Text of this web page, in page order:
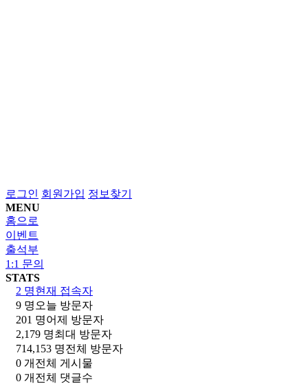
로그인 회원가입 정보찾기
MENU
홈으로
이벤트
출석부
1:1 문의
STATS
2 명현재 접속자
9 명 오늘 방문자
201 명어제 방문자
2,179 명최대 방문자
714,153 명전체 방문자
0 개 전체 게시물
0 개 전체 댓글수